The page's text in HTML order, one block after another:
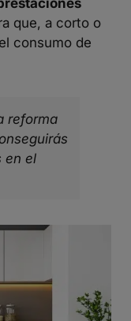
que, a corto o
consumo de
reforma
en el